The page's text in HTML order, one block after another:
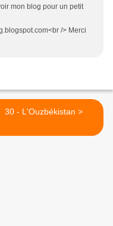
mon blog pour un petit
/> Merci
30 - L'Ouzbékistan >